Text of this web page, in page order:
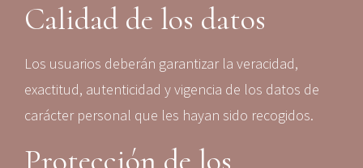
Calidad de los datos
Los usuarios deberán garantizar la veracidad,
exactitud, autenticidad y vigencia de los datos de
carácter personal que les hayan sido recogidos.
Protección de los